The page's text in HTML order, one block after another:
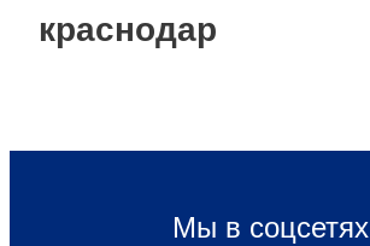
краснодар
Мы в соцсетях